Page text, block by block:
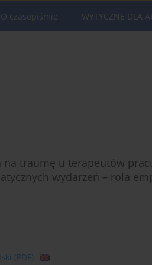
O czasopiśmie WYTYCZNE DLA
traumę u terapeutów
wydarzeń – rola
(PDF)